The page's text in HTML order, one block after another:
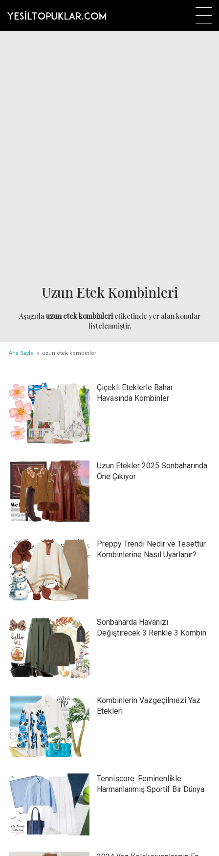
Uzun Etek Kombinleri
Aşağıdauzun etek kombinlerietiketinde yer alan konular
listelenmiştir.
Ana Sayfa » uzun etek kombinleri
Çiçekli Eteklerle Bahar
Havasında Kombinler
Uzun Etekler 2025 Sonbaharında
Öne Çıkıyor
Preppy Trendi Nedir ve Tesettür
Kombinlerine Nasıl Uyarlanır?
Sonbaharda Havanızı
Değiştirecek 3 Renkle 3 Kombin
Kombinlerin Vazgeçilmezi Yaz
Etekleri
Tenniscore: Feminenlikle
Harmanlanmış Sportif Bir Dünya